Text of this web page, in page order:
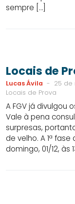
sempre […]
Locais de
Lucas Ávila - 25 de
Locais de Prova
A FGV já divulgou
Vale à pena
surpresas,
de velho. A 1ª
domingo, 01/12, às